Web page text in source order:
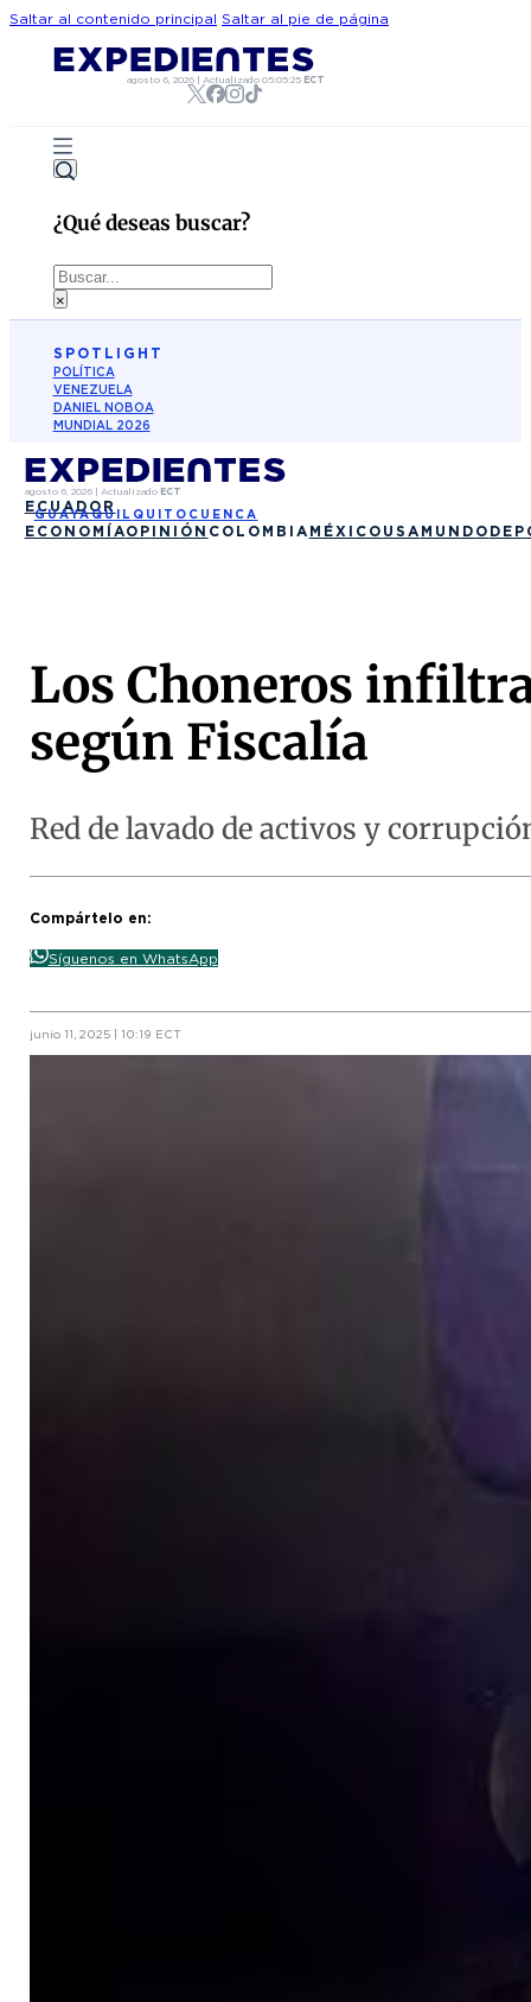
Saltar al contenido principal Saltar al pie de página
agosto 6, 2026| Actualizado 05:05:25 ECT
¿Qué deseas buscar?
Buscar
×
SPOTLIGHT
POLÍTICA
VENEZUELA
DANIEL NOBOA
MUNDIAL 2026
agosto 6, 2026| Actualizado ECT
ECUADOR
GUAYAQUIL QUITO CUENCA
ECONOMÍAOPINIÓN COLOMBIA MÉXICO USA MUNDO
Los Choneros
según Fiscalía
Red de lavado de activos y
Compártelo en:
Síguenos en WhatsApp
junio 11, 2025 | 10:19 ECT